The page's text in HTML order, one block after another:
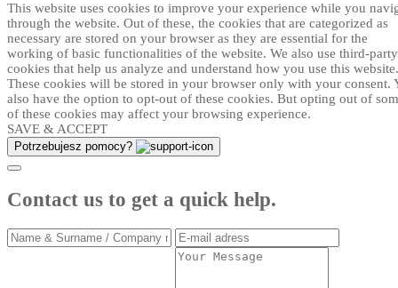
This website uses cookies to improve your experience while you
through the website. Out of these, the cookies that are categorized as
necessary are stored on your browser as they are essential for the
working of basic functionalities of the website. We also use third-party
cookies that help us analyze and understand how you use this website.
These cookies will be stored in your browser only with your consent.
also have the option to opt-out of these cookies. But opting out of
of these cookies may affect your browsing experience.
SAVE & ACCEPT
Potrzebujesz pomocy?
Contact us to get a quick help.